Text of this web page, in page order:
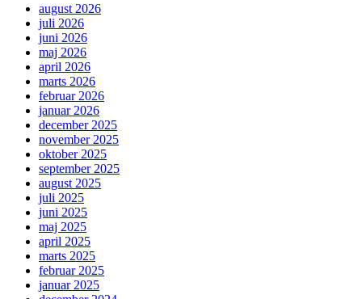
august 2026
juli 2026
juni 2026
maj 2026
april 2026
marts 2026
februar 2026
januar 2026
december 2025
november 2025
oktober 2025
september 2025
august 2025
juli 2025
juni 2025
maj 2025
april 2025
marts 2025
februar 2025
januar 2025